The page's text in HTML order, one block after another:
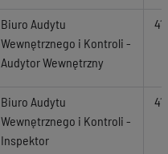
Biuro Audytu
Wewnętrznego i Kontroli -
Audytor Wewnętrzny
Biuro Audytu
Wewnętrznego i Kontroli -
Inspektor